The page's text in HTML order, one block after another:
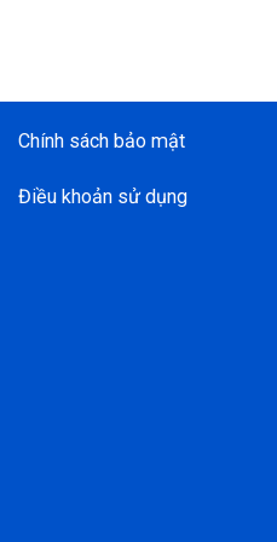
Chính sách bảo mật
Điều khoản sử dụng